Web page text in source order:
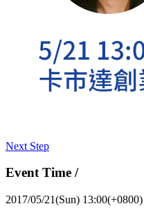
Next Step
Event Time /
2017/05/21(Sun) 13:00(+0800)